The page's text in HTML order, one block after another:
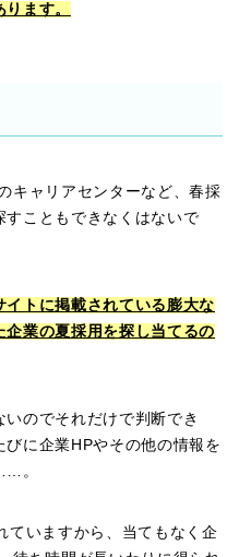
ます。
キャリアセンターなど、春採
すこともできなくはないで
トに掲載されている膨大な
業の夏採用を探し当てるの
のでそれだけで判断でき
に企業HPやその他の情報を
。
ていますから、当てもなく企